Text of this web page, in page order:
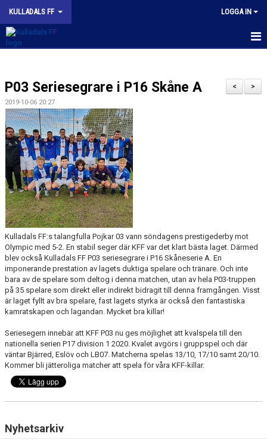
KULLADALS FF LOGGA IN
OM KLUBBEN
NYHETER
KONTAKT
INFORMATION MED POLICY
DOKUMENT
BILDGALLERI
MATCHER
INBETALNING
PROFILKLÄDER
KFF FACEBOOK
KFF INSTAGRAM
MEDLEM INTRESSEANMÄLAN
>
<
P03 Seriesegrare i P16 Skåne A
2019-10-06 20:27
Kulladals FF:s talangfulla Pojkar 03 vann söndagens prestigederby mot
Olympic med 5-2. En stabil seger där KFF var det klart bästa laget. Därmed
blev också Kulladals FF P03 seriesegrare i P16 Skåneserie A. En
imponerande prestation av lagets duktiga spelare och tränare. Och inte
bara av de spelare som deltog i denna matchen, utan av hela P03-truppen
på 35 spelare som direkt eller indirekt bidragit till denna framgången. Visst
är laget fyllt av bra spelare, fast lagets styrka är också den fantastiska
kamratskapen och lagandan. Mycket bra killar!
Seriesegern innebär att KFF P03 nu ges möjlighet att kvalspela till den
nationella serien P17 division 1 2020. Kvalet avgörs i gruppspel och där
väntar Bjärred, Eslöv och LB07. Matcherna spelas 13/10, 17/10 samt 20/10.
Kommer bli jätteroliga matcher att spela för våra KFF-killar.
Nyhetsarkiv